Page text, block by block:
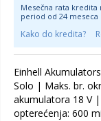
Mesečna rata kredita
period od 24 meseca
Kako do kredita?
Einhell
Solo | Maks. br.
akumulatora 18 V
opterećenja: 600